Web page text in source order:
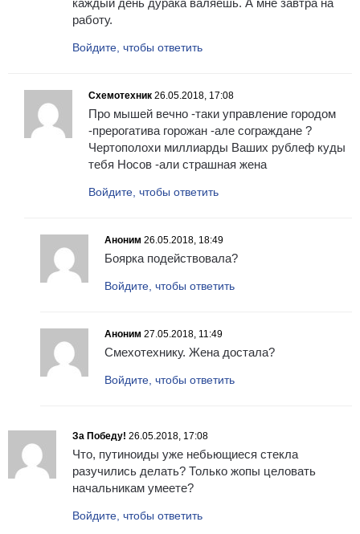
каждый день дурака валяешь. А мне завтра на
работу.
Войдите, чтобы ответить
Схемотехник 26.05.2018, 17:08
Про мышей вечно -таки управление городом
-прерогатива горожан -але сограждане ?
Чертополохи миллиарды Ваших рублеф куды
тебя Носов -али страшная жена
Войдите, чтобы ответить
Аноним 26.05.2018, 18:49
Боярка подействовала?
Войдите, чтобы ответить
Аноним 27.05.2018, 11:49
Смехотехнику. Жена достала?
Войдите, чтобы ответить
За Победу! 26.05.2018, 17:08
Что, путиноиды уже небьющиеся стекла
разучились делать? Только жопы целовать
начальникам умеете?
Войдите, чтобы ответить